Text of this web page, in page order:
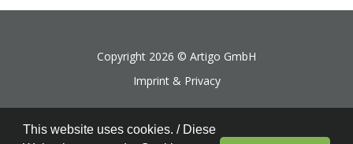
Copyright 2026 © Artigo GmbH
Imprint & Privacy
This website uses cookies. / Diese